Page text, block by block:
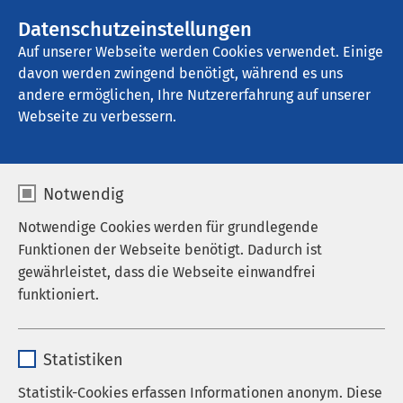
Datenschutzeinstellungen
Auf unserer Webseite werden Cookies verwendet. Einige
davon werden zwingend benötigt, während es uns
andere ermöglichen, Ihre Nutzererfahrung auf unserer
Webseite zu verbessern.
Notwendig
Notwendige Cookies werden für grundlegende
Funktionen der Webseite benötigt. Dadurch ist
gewährleistet, dass die Webseite einwandfrei
funktioniert.
Anbieter sgalinski
Statistiken
Statistik-Cookies erfassen Informationen anonym. Diese
AMEOS Klinikum Hildesheim